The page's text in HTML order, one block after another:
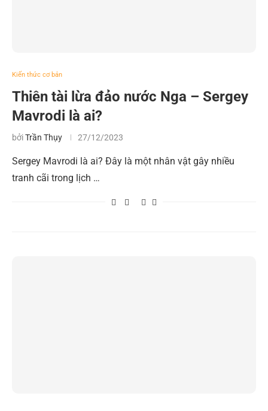
Kiến thức cơ bản
Thiên tài lừa đảo nước Nga – Sergey
Mavrodi là ai?
bởiTrần Thụy 27/12/2023
Sergey Mavrodi là ai? Đây là một nhân vật gây nhiều
tranh cãi trong lịch …